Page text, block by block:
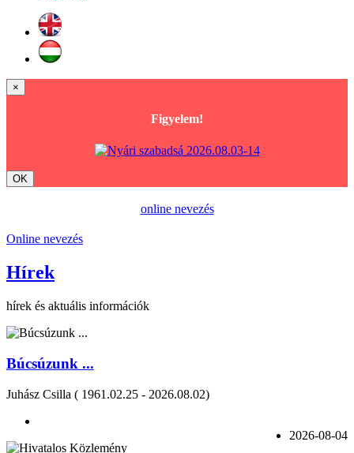
×
Figyelem!
OK
online nevezés
Online nevezés
Hírek
hírek és aktuális információk
Búcsúzunk ...
Juhász Csilla ( 1961.02.25 - 2026.08.02)
2026-08-04